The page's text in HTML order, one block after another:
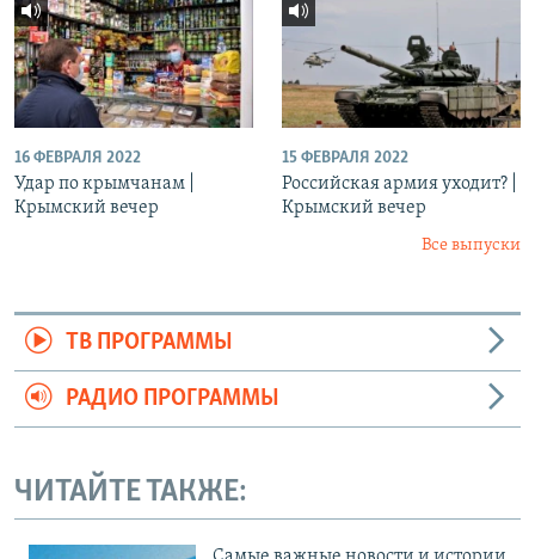
16 ФЕВРАЛЯ 2022
Удар по крымчанам |
Крымский вечер
15 ФЕВРАЛЯ 2022
Российская армия уходит? |
Крымский вечер
Все выпуски
ТВ ПРОГРАММЫ
РАДИО ПРОГРАММЫ
ЧИТАЙТЕ ТАКЖЕ: